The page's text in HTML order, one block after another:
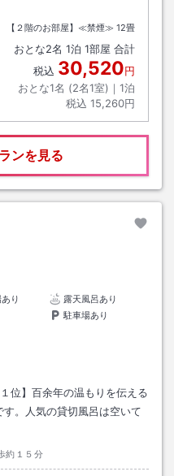
【２階のお部屋】≪禁煙≫ 12畳
おとな2名 1泊 1部屋 合計
税込 30,520円
おとな1名 (2名1室)｜ 1泊
税込 15,260円
ンを見る
り
露天風呂あり
駐車場あり
位】百余年の温もりを伝える
。人気の貸切風呂は空いて
約１５分